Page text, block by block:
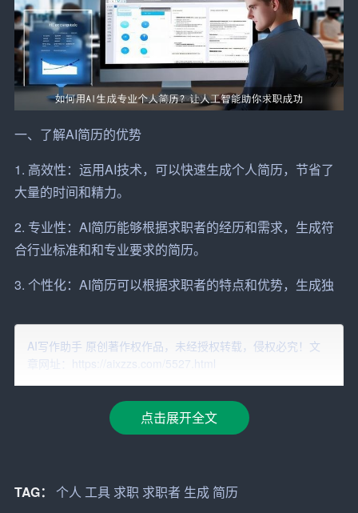
一、了解AI简历的优势
1. 高效性：运用AI技术，可以快速生成个人简历，节省了
大量的时间和精力。
2. 专业性：AI简历能够根据求职者的经历和需求，生成符
合行业标准和和专业要求的简历。
3. 个性化：AI简历可以根据求职者的特点和优势，生成独
4. 数据分析：AI简历能够根据求职者的经历和求职行业的
要求，进行数据分析，为求职者提供最佳的简历布局和内
容安排。
二、如何使用AI生成个人简历
喜好，选择一款适合自己的AI简历工具。
AI写作助手 原创著作权作品，未经授权转载，侵权必究！文
章网址：https://aixzzs.com/5527.html
点击展开全文
TAG： 个人 工具 求职 求职者 生成 简历